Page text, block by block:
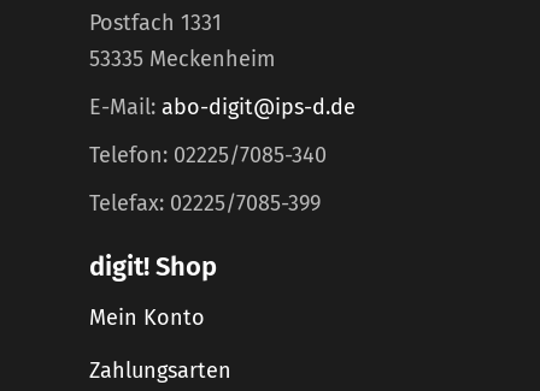
Postfach 1331
53335 Meckenheim
E-Mail: abo-digit@ips-d.de
Telefon: 02225/7085-340
Telefax: 02225/7085-399
digit! Shop
Mein Konto
Zahlungsarten